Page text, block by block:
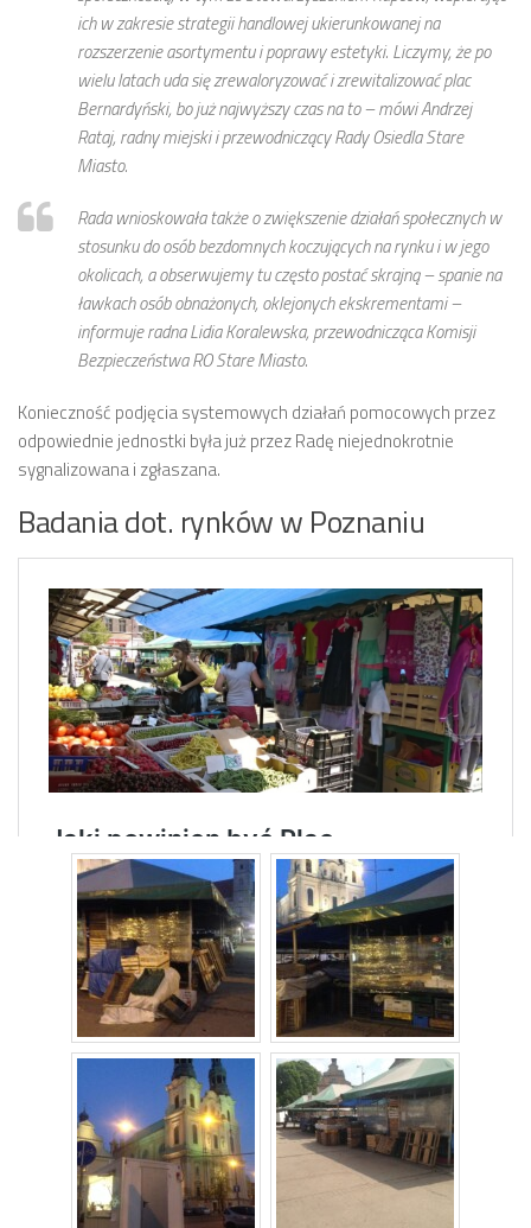
ich w zakresie strategii handlowej ukierunkowanej na
rozszerzenie asortymentu i poprawy estetyki. Liczymy, że po
wielu latach uda się zrewaloryzować i zrewitalizować plac
Bernardyński, bo już najwyższy czas na to – mówi Andrzej
Rataj, radny miejski i przewodniczący Rady Osiedla Stare
Miasto.
Rada wnioskowała także o zwiększenie działań społecznych w
stosunku do osób bezdomnych koczujących na rynku i w jego
okolicach, a obserwujemy tu często postać skrajną – spanie na
ławkach osób obnażonych, oklejonych ekskrementami –
informuje radna Lidia Koralewska, przewodnicząca Komisji
Bezpieczeństwa RO Stare Miasto.
Konieczność podjęcia systemowych działań pomocowych przez
odpowiednie jednostki była już przez Radę niejednokrotnie
sygnalizowana i zgłaszana.
Badania dot. rynków w Poznaniu